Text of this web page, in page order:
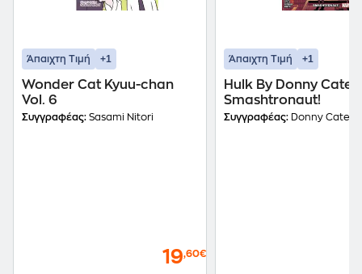
Άπαιχτη Τιμή +1
Wonder Cat Kyuu-chan
Vol. 6
Συγγραφέας: Sasami Nitori
19,60€
Άπαιχτη Τιμή +1
Hulk By Donny Cates
Smashtronaut!
Συγγραφέας: Donny Cates